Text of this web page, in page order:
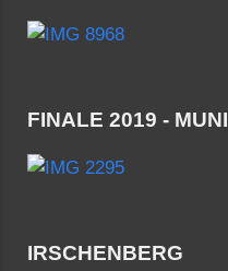
FINALE 2019 -
IRSCHENBERG